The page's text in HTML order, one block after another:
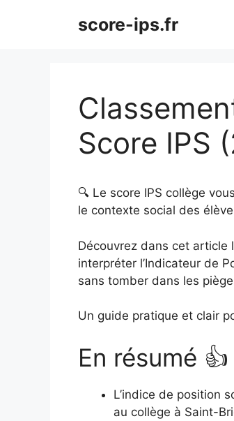
score-ips.fr
Score IPS
🔍 Le score IPS collège
le contexte social des
Découvrez dans cet article
interpréter l’Indicateur de
sans tomber dans les
Un guide pratique et clair
En résumé 👍
L’indice de position
au collège à Saint-